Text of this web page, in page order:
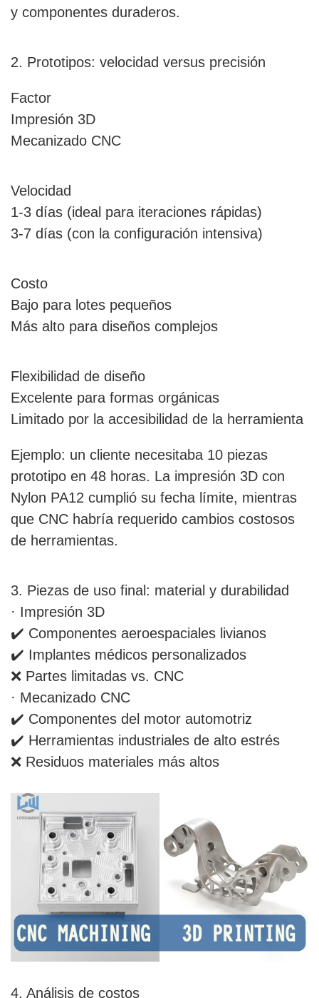
y componentes duraderos.
2. Prototipos: velocidad versus precisión
Factor
Impresión 3D
Mecanizado CNC
Velocidad
1-3 días (ideal para iteraciones rápidas)
3-7 días (con la configuración intensiva)
Costo
Bajo para lotes pequeños
Más alto para diseños complejos
Flexibilidad de diseño
Excelente para formas orgánicas
Limitado por la accesibilidad de la herramienta
Ejemplo: un cliente necesitaba 10 piezas
prototipo en 48 horas. La impresión 3D con
Nylon PA12 cumplió su fecha límite, mientras
que CNC habría requerido cambios costosos
de herramientas.
3. Piezas de uso final: material y durabilidad
· Impresión 3D
✔️ Componentes aeroespaciales livianos
✔️ Implantes médicos personalizados
❌ Partes limitadas vs. CNC
· Mecanizado CNC
✔️ Componentes del motor automotriz
✔️ Herramientas industriales de alto estrés
❌ Residuos materiales más altos
4. Análisis de costos